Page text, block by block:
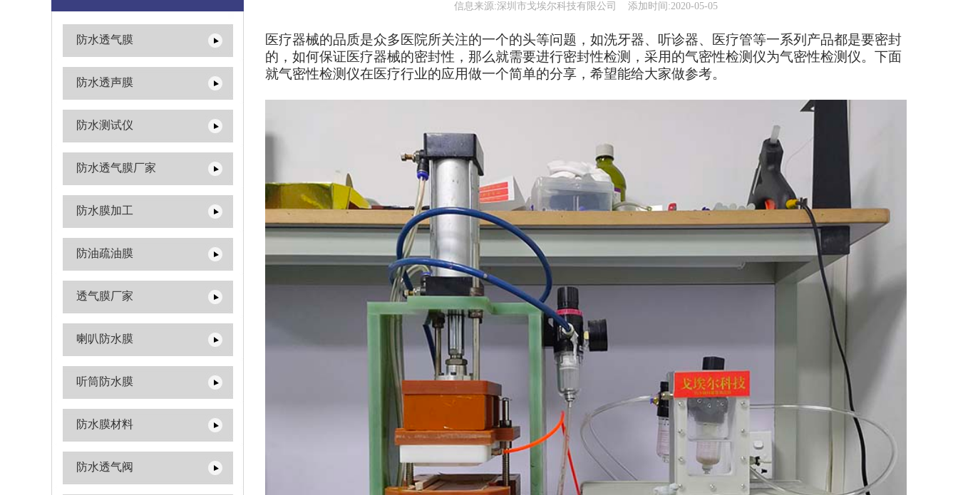
防水透气膜
防水透声膜
防水测试仪
防水透气膜厂家
防水膜加工
防油疏油膜
透气膜厂家
喇叭防水膜
听筒防水膜
防水膜材料
防水透气阀
信息来源:深圳市戈埃尔科技有限公司 添加时间:2020-05-05
医疗器械的品质是众多医院所关注的一个的头等问题，如洗牙器、听诊器、医疗管等一系列产品都是要密封
的，如何保证医疗器械的密封性，那么就需要进行密封性检测，采用的气密性检测仪为气密性检测仪。下面
就气密性检测仪在医疗行业的应用做一个简单的分享，希望能给大家做参考。